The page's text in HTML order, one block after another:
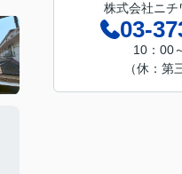
株式会社ニ
03-
10：00
（休：第